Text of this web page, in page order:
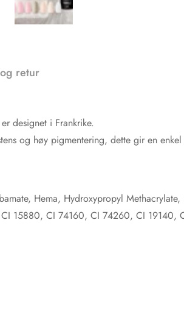
retur
designet i Frankrike.
og høy pigmentering, dette gir en
Hema, Hydroxypropyl
15880, CI 74160, CI 74260, CI 19140,